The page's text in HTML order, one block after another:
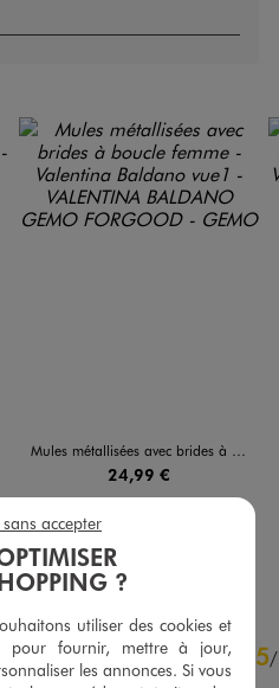
Mules métallisées avec brides à boucle femme - Valentina Baldano
24,99 €
AJOUTER
5/
Avis vérifié et récompensé
?
utiliser des cookies et
pour fournir, mettre à jour,
les annonces. Si vous
accepter